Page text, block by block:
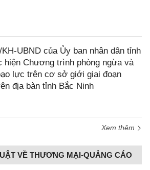
UBND của Ủy ban nhân dân tỉnh
hiện Chương trình phòng ngừa và
lực trên cơ sở giới giai đoạn
địa bàn tỉnh Bắc Ninh
Xem thêm
VỀ THƯƠNG MẠI-QUẢNG CÁO